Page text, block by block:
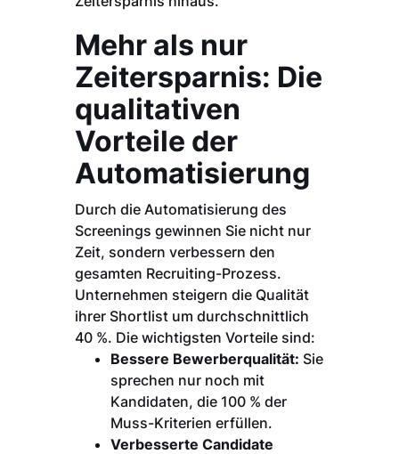
Mehr als nur
Zeitersparnis: Die
qualitativen
Vorteile der
Automatisierung
Durch die Automatisierung des
Screenings gewinnen Sie nicht nur
Zeit, sondern verbessern den
gesamten Recruiting-Prozess.
Unternehmen steigern die Qualität
ihrer Shortlist um durchschnittlich
40 %. Die wichtigsten Vorteile sind:
Bessere Bewerberqualität: Sie
sprechen nur noch mit
Kandidaten, die 100 % der
Muss-Kriterien erfüllen.
Verbesserte Candidate